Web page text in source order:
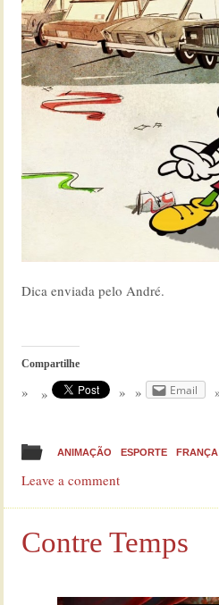
Dica enviada pelo André.
Compartilhe
Email
ANIMAÇÃO ESPORTE FRANÇA
Leave a comment
Contre Temps